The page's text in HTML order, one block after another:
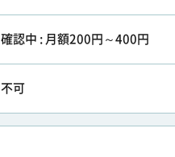
確認中 : 月額200円～400円
不可